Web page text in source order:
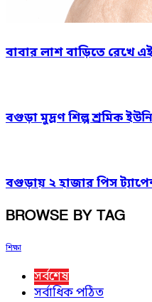
বাবার লাশ বাড়িতে রেখে
বগুড়া মুদ্রণ শিল্প শ্রমিক
বগুড়ায় ২ হাজার পিস
BROWSE BY TAG
শিক্ষা
সর্বশেষ
সর্বাধিক পঠিত